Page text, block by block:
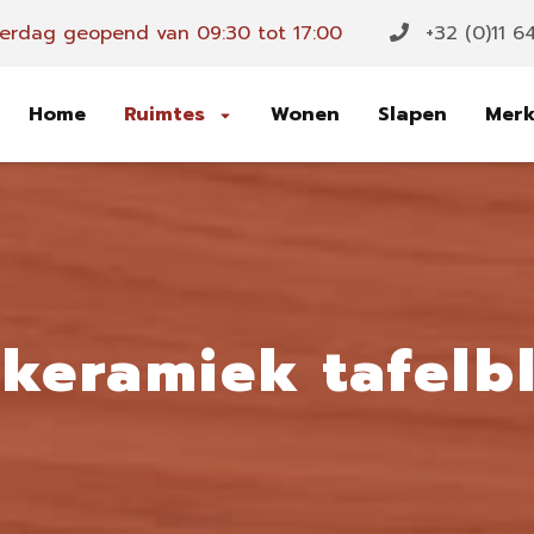
geopend van 09:30 tot 17:00 +32 (0)11
Home Ruimtes Wonen Slapen